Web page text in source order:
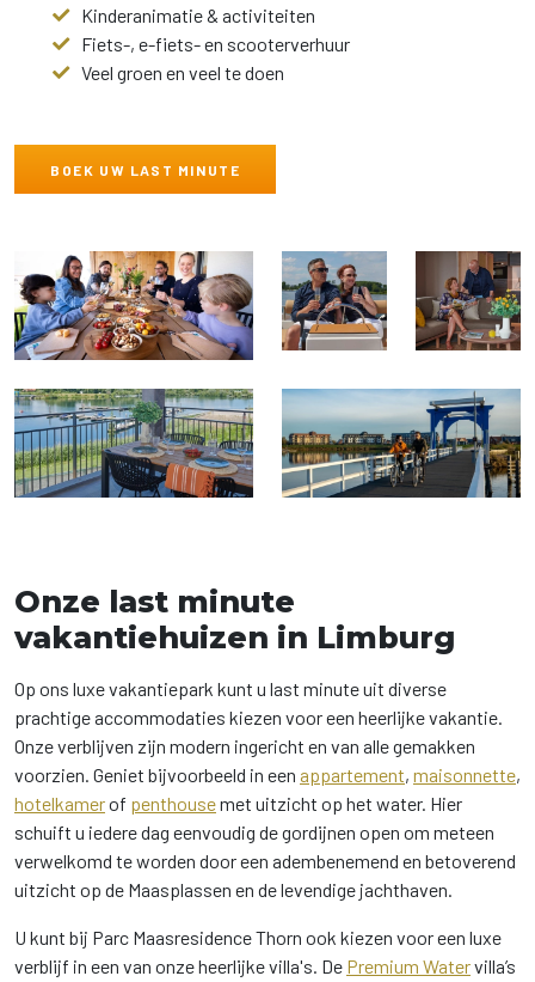
Kinderanimatie & activiteiten
Fiets-, e-fiets- en scooterverhuur
Veel groen en veel te doen
BOEK UW LAST MINUTE
Onze last minute
vakantiehuizen in Limburg
Op ons luxe vakantiepark kunt u last minute uit diverse
prachtige accommodaties kiezen voor een heerlijke vakantie.
Onze verblijven zijn modern ingericht en van alle gemakken
voorzien. Geniet bijvoorbeeld in een appartement, maisonnette,
hotelkamerof penthousemet uitzicht op het water. Hier
schuift u iedere dag eenvoudig de gordijnen open om meteen
verwelkomd te worden door een adembenemend en betoverend
uitzicht op de Maasplassen en de levendige jachthaven.
U kunt bij Parc Maasresidence Thorn ook kiezen voor een luxe
verblijf in een van onze heerlijke villa's. De Premium Watervilla’s